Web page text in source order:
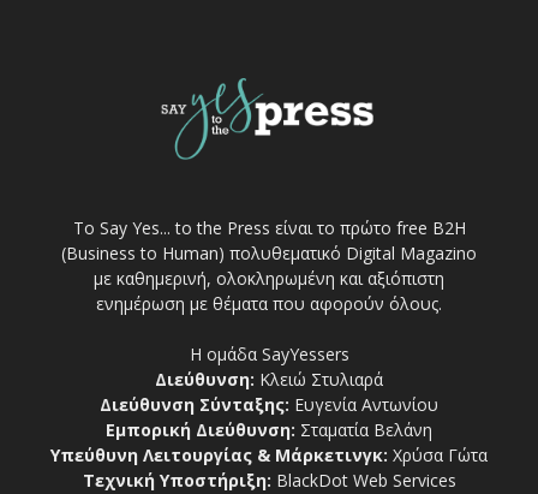
Το Say Yes... to the Press είναι το πρώτο free Β2Η
(Business to Human) πολυθεματικό Digital Magazino
με καθημερινή, ολοκληρωμένη και αξιόπιστη
ενημέρωση με θέματα που αφορούν όλους.
Η ομάδα SayYessers
Διεύθυνση: Κλειώ Στυλιαρά
Διεύθυνση Σύνταξης: Ευγενία Αντωνίου
Εμπορική Διεύθυνση: Σταματία Βελάνη
Υπεύθυνη Λειτουργίας & Μάρκετινγκ: Χρύσα Γώτα
Τεχνική Υποστήριξη: BlackDot Web Services